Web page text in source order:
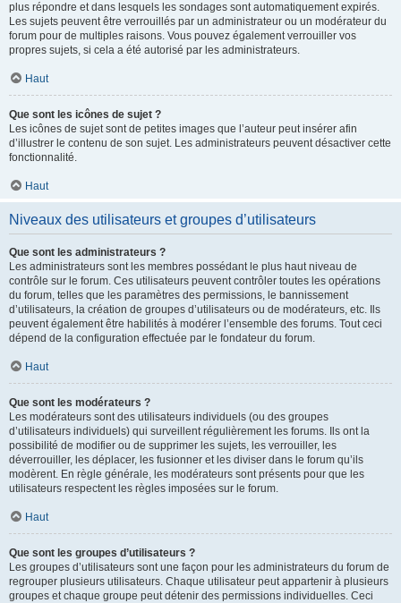
plus répondre et dans lesquels les sondages sont automatiquement expirés.
Les sujets peuvent être verrouillés par un administrateur ou un modérateur du
forum pour de multiples raisons. Vous pouvez également verrouiller vos
propres sujets, si cela a été autorisé par les administrateurs.
Haut
Que sont les icônes de sujet ?
Les icônes de sujet sont de petites images que l’auteur peut insérer afin
d’illustrer le contenu de son sujet. Les administrateurs peuvent désactiver cette
fonctionnalité.
Haut
Niveaux des utilisateurs et groupes d’utilisateurs
Que sont les administrateurs ?
Les administrateurs sont les membres possédant le plus haut niveau de
contrôle sur le forum. Ces utilisateurs peuvent contrôler toutes les opérations
du forum, telles que les paramètres des permissions, le bannissement
d’utilisateurs, la création de groupes d’utilisateurs ou de modérateurs, etc. Ils
peuvent également être habilités à modérer l’ensemble des forums. Tout ceci
dépend de la configuration effectuée par le fondateur du forum.
Haut
Que sont les modérateurs ?
Les modérateurs sont des utilisateurs individuels (ou des groupes
d’utilisateurs individuels) qui surveillent régulièrement les forums. Ils ont la
possibilité de modifier ou de supprimer les sujets, les verrouiller, les
déverrouiller, les déplacer, les fusionner et les diviser dans le forum qu’ils
modèrent. En règle générale, les modérateurs sont présents pour que les
utilisateurs respectent les règles imposées sur le forum.
Haut
Que sont les groupes d’utilisateurs ?
Les groupes d’utilisateurs sont une façon pour les administrateurs du forum de
regrouper plusieurs utilisateurs. Chaque utilisateur peut appartenir à plusieurs
groupes et chaque groupe peut détenir des permissions individuelles. Ceci